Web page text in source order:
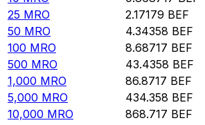
25 MRO 2.17179 BEF
50 MRO 4.34358 BEF
100 MRO 8.68717 BEF
500 MRO 43.4358 BEF
1,000 MRO 86.8717 BEF
5,000 MRO 434.358 BEF
10,000 MRO 868.717 BEF